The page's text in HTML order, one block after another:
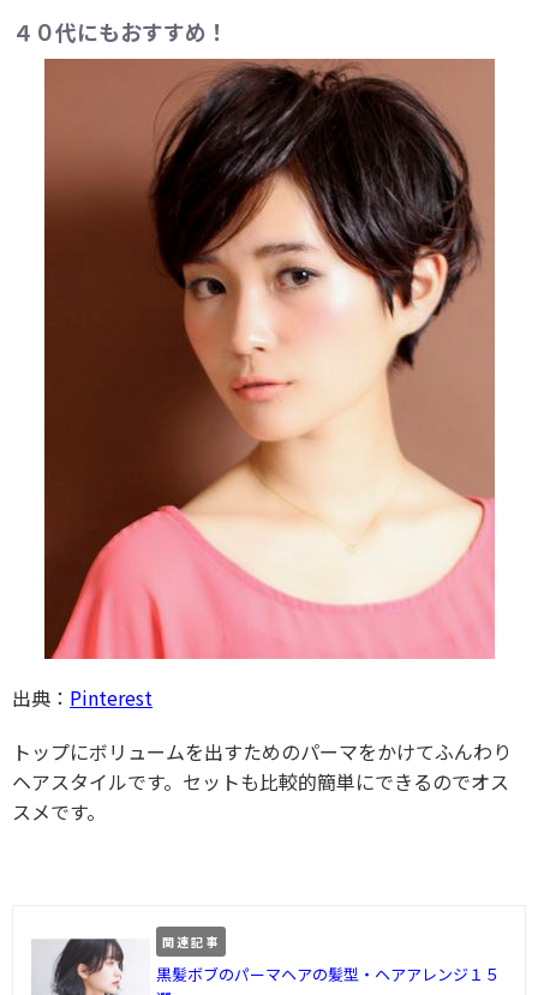
４０代にもおすすめ！
出典： Pinterest
トップにボリュームを出すためのパーマをかけてふんわり
ヘアスタイルです。セットも比較的簡単にできるのでオス
スメです。
関連記事
黒髪ボブのパーマヘアの髪型・ヘアアレンジ１５